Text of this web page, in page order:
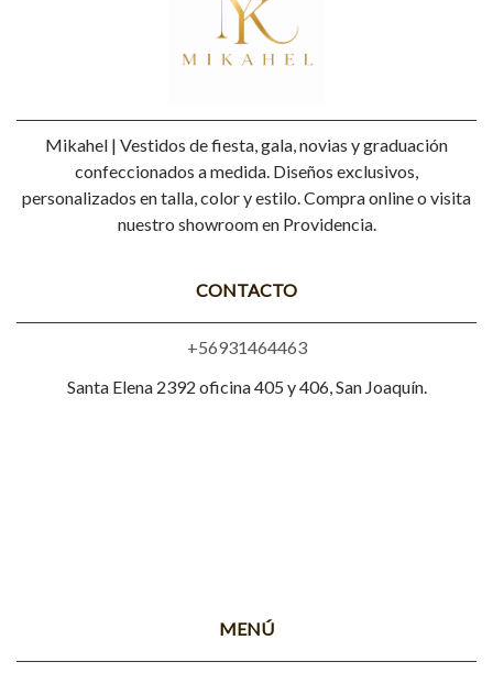
Mikahel | Vestidos de fiesta, gala, novias y graduación
confeccionados a medida. Diseños exclusivos,
personalizados en talla, color y estilo. Compra online o visita
nuestro showroom en Providencia.
CONTACTO
+56931464463
Santa Elena 2392 oficina 405 y 406, San Joaquín.
MENÚ